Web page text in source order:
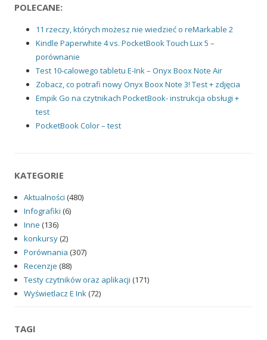
POLECANE:
11 rzeczy, których możesz nie wiedzieć o reMarkable 2
Kindle Paperwhite 4 vs. PocketBook Touch Lux 5 –
porównanie
Test 10-calowego tabletu E-Ink – Onyx Boox Note Air
Zobacz, co potrafi nowy Onyx Boox Note 3! Test + zdjęcia
Empik Go na czytnikach PocketBook- instrukcja obsługi +
test
PocketBook Color – test
KATEGORIE
Aktualności (480)
Infografiki (6)
Inne (136)
konkursy(2)
Porównania (307)
Recenzje (88)
Testy czytników oraz aplikacji (171)
Wyświetlacz E Ink(72)
TAGI